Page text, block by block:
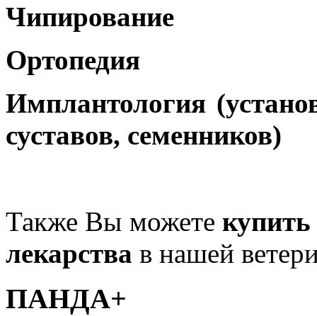
Чипирование
Ортопедия
Имплантология
суставов, семенников)
Также Вы можете
лекарства в нашей
ПАНДА+